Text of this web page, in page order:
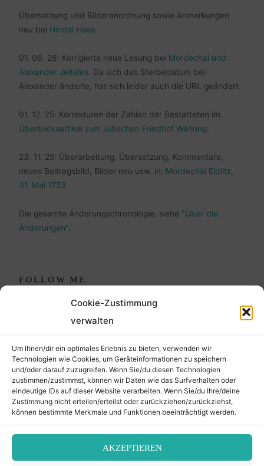
Cookie-Zustimmung
verwalten
Um Ihnen/dir ein optimales Erlebnis zu bieten, verwenden wir
Technologien wie Cookies, um Geräteinformationen zu speichern
und/oder darauf zuzugreifen. Wenn Sie/du diesen Technologien
zustimmen/zustimmst, können wir Daten wie das Surfverhalten oder
eindeutige IDs auf dieser Website verarbeiten. Wenn Sie/du Ihre/deine
Zustimmung nicht erteilen/erteilst oder zurückziehen/zurückziehst,
können bestimmte Merkmale und Funktionen beeinträchtigt werden.
AKZEPTIEREN
Übersetzung und Bilderanordnung sowie Anmerkungen
neu bei Hindel Hess
01. 06. 26: Korrigierte neue Lesung bei Mordechai und
Alexander Jeiteles . Da sich das Sterbedatum bei
Alexander änderte, hat sich leider auch die URL geändert.
01. 12. 25: Korrekturen der Zahlen der Bestatteten im
Überblicksartikel zum jüdischen Friedhof Währing
23. 11. 25: Überarbeitung, Übersetzung, Kommentare,
neues Beitragsbild, Bilder neu usw. in: Mordechai Eidlitz,
31. Mai 1753
Die gesamte Änderungschronologie, siehe "Über die
Änderungen".
FOLLOW ME
©2026 Der Transkribierer
Kontakt / Impressum
Back